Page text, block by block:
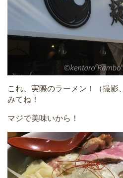
これ、実際のラーメン！（撮影
みてね！
マジで美味いから！